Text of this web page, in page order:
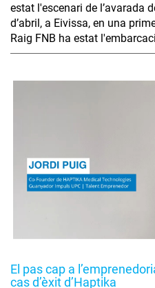
estat l'escenari de l’avarada
d’abril, a Eivissa, en una
Raig FNB ha estat
El pas cap a
cas d’èxit d’Haptika